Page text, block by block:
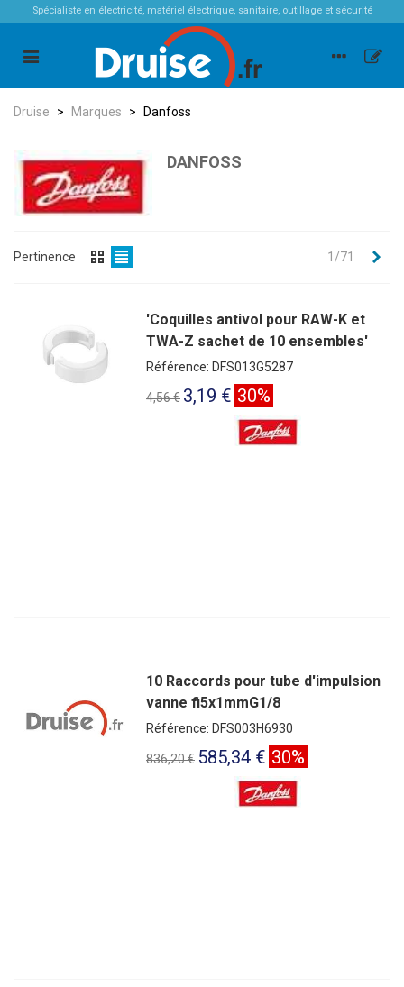
Spécialiste en électricité, matériel électrique, sanitaire, outillage et sécurité
Druise > Marques > Danfoss
DANFOSS
Pertinence 1/71
'Coquilles antivol pour RAW-K et
TWA-Z sachet de 10 ensembles'
Référence: DFS013G5287
4,56 € 3,19 € 30%
10 Raccords pour tube d'impulsion
vanne fi5x1mmG1/8
Référence: DFS003H6930
836,20 € 585,34 € 30%